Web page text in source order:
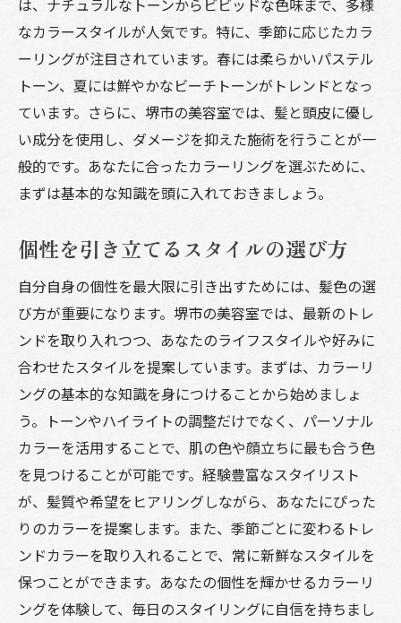
初心者でも安心して任せられる美容室
カラーリングの基礎知識と心構え
初めてのカラー体験を成功させるポイント
プロに聞く！初心者におすすめのカラー
美容室でのカラーリング堺市でおすすめのサロ
ン選び
カウンセリングが充実したサロンの見極め
方
堺市で選ぶ安心して任せられるサロン
口コミで探す信頼の美容室
堺市で体験する上質なカラーリング
スタイリストとの相性も大切にしたサロン
選び
は、ナチュラルなトーンからビビッドな色味まで、多様
なカラースタイルが人気です。特に、季節に応じたカラ
ーリングが注目されています。春には柔らかいパステル
トーン、夏には鮮やかなビーチトーンがトレンドとなっ
ています。さらに、堺市の美容室では、髪と頭皮に優し
い成分を使用し、ダメージを抑えた施術を行うことが一
般的です。あなたに合ったカラーリングを選ぶために、
まずは基本的な知識を頭に入れておきましょう。
個性を引き立てるスタイルの選び方
自分自身の個性を最大限に引き出すためには、髪色の選
び方が重要になります。堺市の美容室では、最新のトレ
ンドを取り入れつつ、あなたのライフスタイルや好みに
合わせたスタイルを提案しています。まずは、カラーリ
ングの基本的な知識を身につけることから始めましょ
う。トーンやハイライトの調整だけでなく、パーソナル
カラーを活用することで、肌の色や顔立ちに最も合う色
を見つけることが可能です。経験豊富なスタイリスト
が、髪質や希望をヒアリングしながら、あなたにぴった
りのカラーを提案します。また、季節ごとに変わるトレ
ンドカラーを取り入れることで、常に新鮮なスタイルを
保つことができます。あなたの個性を輝かせるカラーリ
ングを体験して、毎日のスタイリングに自信を持ちまし